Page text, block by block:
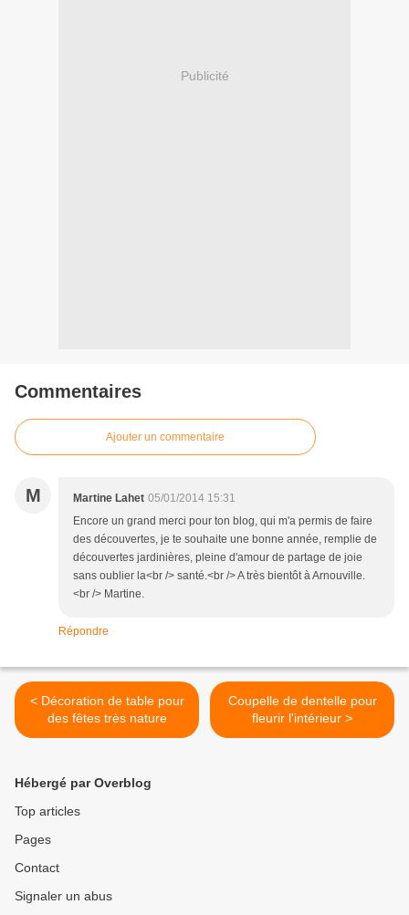
Publicité
Commentaires
Ajouter un commentaire
M Martine Lahet 05/01/2014 15:31
Encore un grand merci pour ton blog, qui m'a permis de faire
des découvertes, je te souhaite une bonne année, remplie de
découvertes jardinières, pleine d'amour de partage de joie
sans oublier la<br /> santé.<br /> A très bientôt à Arnouville.
<br /> Martine.
Répondre
< Décoration de table pour
des fêtes très nature
Coupelle de dentelle pour
fleurir l'intérieur >
Hébergé par Overblog
Top articles
Pages
Contact
Signaler un abus